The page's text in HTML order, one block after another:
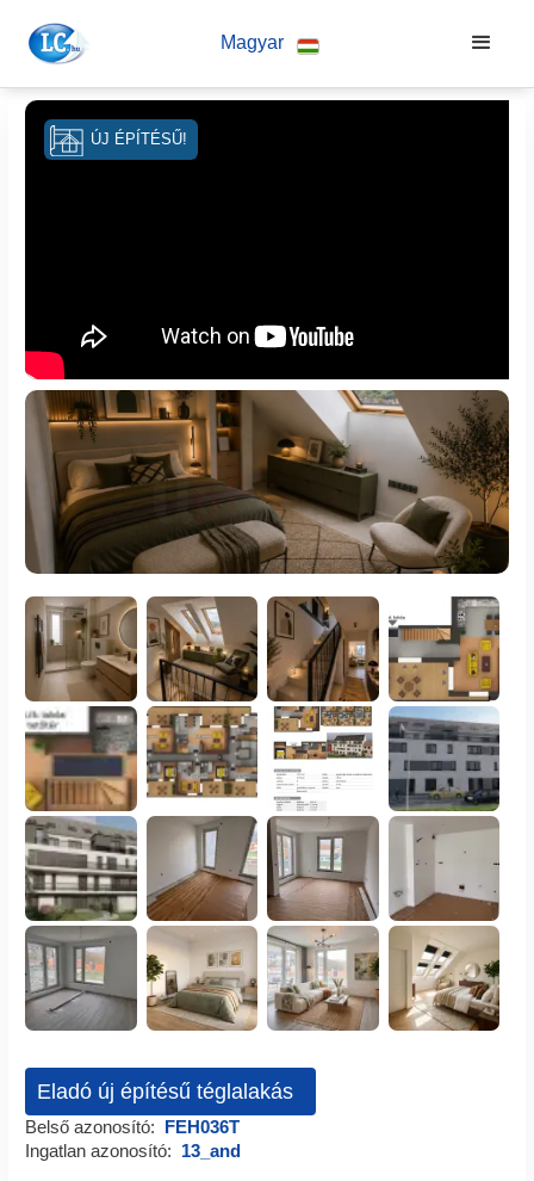
Magyar
ÚJ ÉPÍTÉSŰ!
Eladó új építésű téglalakás
Belső azonosító: FEH036T
Ingatlan azonosító: 13_and